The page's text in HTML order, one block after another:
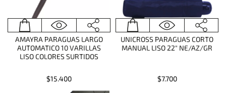
AMAYRA PARAGUAS LARGO
AUTOMATICO 10 VARILLAS
LISO COLORES SURTIDOS
$15.400
UNICROSS PARAGUAS CORTO
MANUAL LISO 22" NE/AZ/GR
$7.700